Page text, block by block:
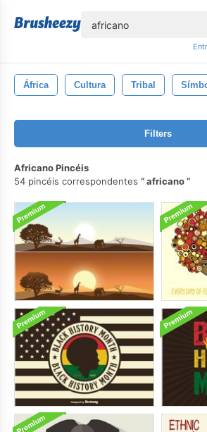
África Cultura Tribal
Filters
Africano Pincéis
54 pincéis correspondentes
africano